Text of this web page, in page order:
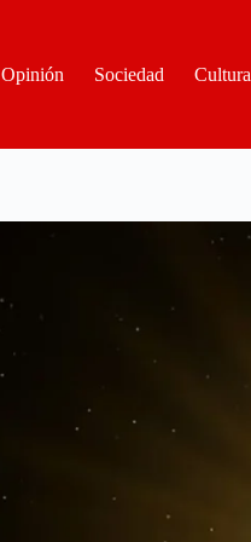
Opinión Sociedad Cultura